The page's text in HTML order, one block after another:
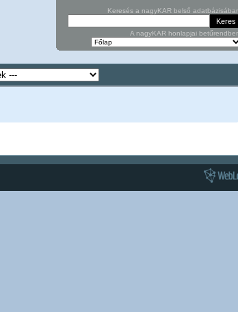
Keresés a nagyKAR belső
A nagyKAR honlapjai